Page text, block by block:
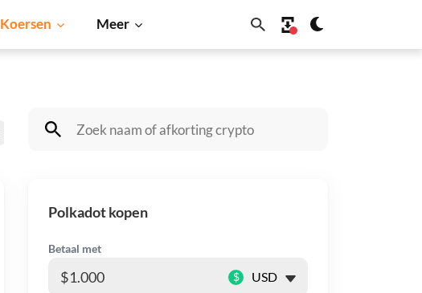
Koersen Meer
Dogecoin Solana BNB
Polkadot kopen
Betaal met
$